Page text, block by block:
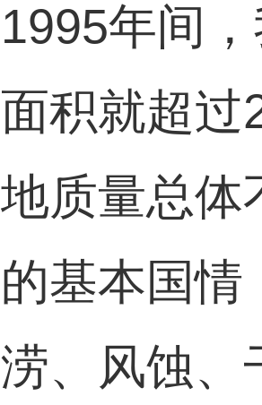
1995年间
面积就超过
地质量总体
的基本国情
涝、风蚀、